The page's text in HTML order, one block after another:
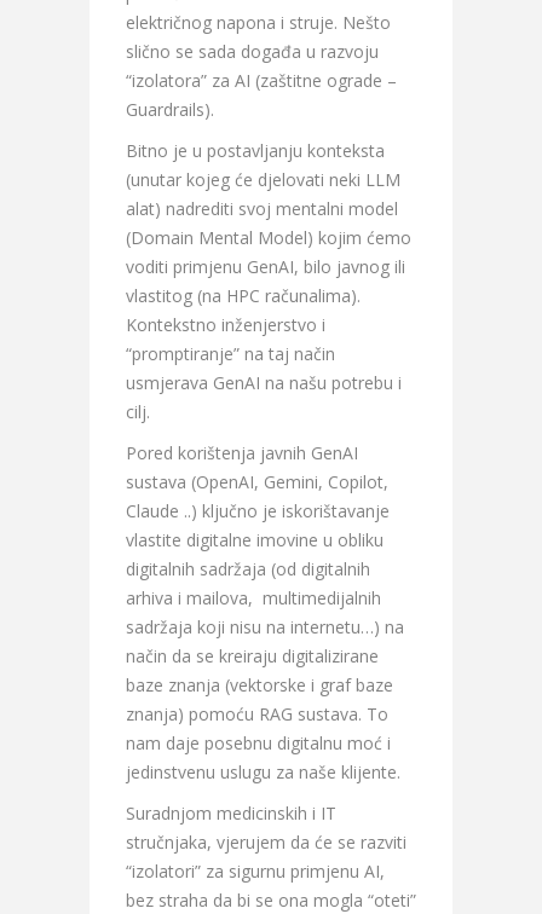
električnog napona i struje. Nešto
slično se sada događa u razvoju
“izolatora” za AI (zaštitne ograde –
Guardrails).
Bitno je u postavljanju konteksta
(unutar kojeg će djelovati neki LLM
alat) nadrediti svoj mentalni model
(Domain Mental Model) kojim ćemo
voditi primjenu GenAI, bilo javnog ili
vlastitog (na HPC računalima).
Kontekstno inženjerstvo i
“promptiranje” na taj način
usmjerava GenAI na našu potrebu i
cilj.
Pored korištenja javnih GenAI
sustava (OpenAI, Gemini, Copilot,
Claude ..) ključno je iskorištavanje
vlastite digitalne imovine u obliku
digitalnih sadržaja (od digitalnih
arhiva i mailova, multimedijalnih
sadržaja koji nisu na internetu…) na
način da se kreiraju digitalizirane
baze znanja (vektorske i graf baze
znanja) pomoću RAG sustava. To
nam daje posebnu digitalnu moć i
jedinstvenu uslugu za naše klijente.
Suradnjom medicinskih i IT
stručnjaka, vjerujem da će se razviti
“izolatori” za sigurnu primjenu AI,
bez straha da bi se ona mogla “oteti”